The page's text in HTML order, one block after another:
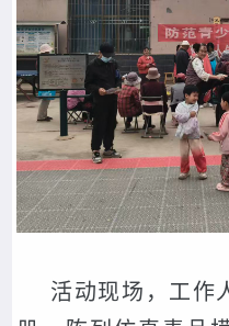
活动现场，工作